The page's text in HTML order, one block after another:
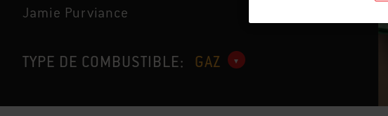
Jamie Purviance
TYPE DE COMBUSTIBLE: GAZ